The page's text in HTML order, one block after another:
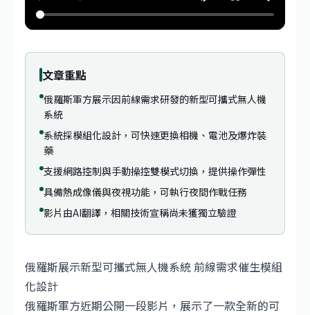
文章重點
俄羅斯軍方展示因前線需求研發的新型可攜式無人機
系統
系統採模組化設計，可快速更換相機、電池及爆炸裝
藥
支援網路控制與手動操控雙模式切換，提供操作彈性
具備熱成像儀與夜視功能，可執行夜間作戰任務
影片由AI翻譯，相關技術宣稱尚未獲獨立驗證
俄羅斯展示新型可攜式無人機系統 前線需求催生模組
化設計
俄羅斯軍方近期公開一段影片，展示了一款全新的可